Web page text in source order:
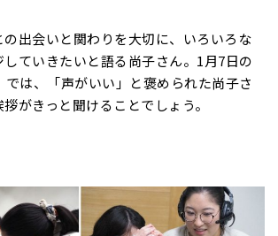
の出会いと関わりを大切に、いろいろな
ていきたいと語る尚子さん。1月7日の
では、「声がいい」と褒められた尚子さ
がきっと聞けることでしょう。